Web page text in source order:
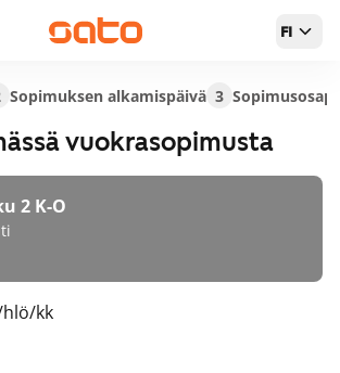
FI
vuokrasopimusta
2 K-O
kk
Sopimuksen alkamispäivä 3